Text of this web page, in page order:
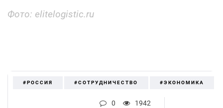
Фото: elitelogistic.ru
#РОССИЯ #СОТРУДНИЧЕСТВО #ЭКОНОМИКА
0 1942